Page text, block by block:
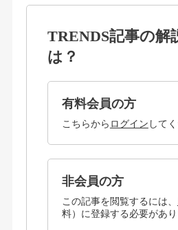
TRENDS記事の解
は？
有料会員の方
こちらから ログイン して
非会員の方
この記事を閲覧するには、
料）に登録する必要があり